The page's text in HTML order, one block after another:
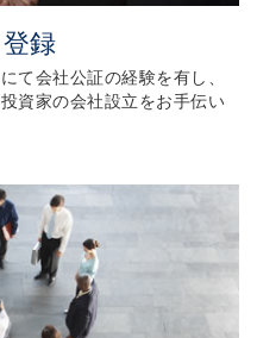
録
て会社公証の経験を有し、
資家の会社設立をお手伝い
にて会社公証の経験を
ーバル投資家の会社設
ます。サービス概要：